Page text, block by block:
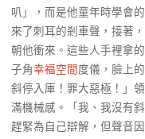
叭」，而是他童年時學會
來了刺耳的剎車聲，接著
朝他衝來。這些人手裡拿
子角幸福空間度儀，臉上
斜停入庫！罪大惡極！」
滿機械感。「我、我沒有
趕緊為自己辯解，但聲音